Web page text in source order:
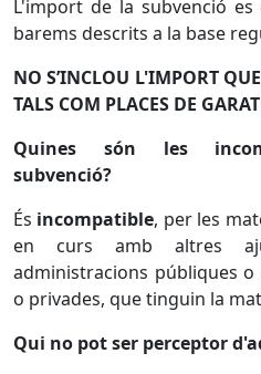
L'import de la subvenció
barems descrits a la base
NO S’INCLOU L'IMPORT
TALS COM PLACES DE
Quines són les
subvenció?
És incompatible, per les
en curs amb altres
administracions públiques
o privades, que tinguin la
Qui no pot ser perceptor